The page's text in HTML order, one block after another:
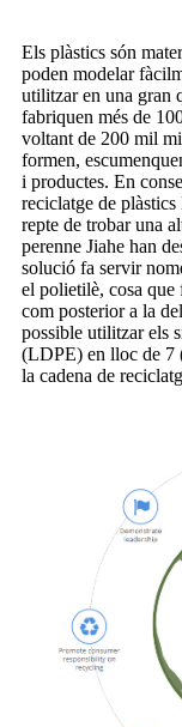
Els plàstics són
poden modelar
utilitzar en una gran
fabriquen més de
voltant de 200 mil
formen,
i productes. En
reciclatge de
repte de trobar una
perenne Jiahe han
solució fa servir
el polietilè, cosa que
com posterior a la
possible utilitzar els
(LDPE) en lloc de 7
la cadena de